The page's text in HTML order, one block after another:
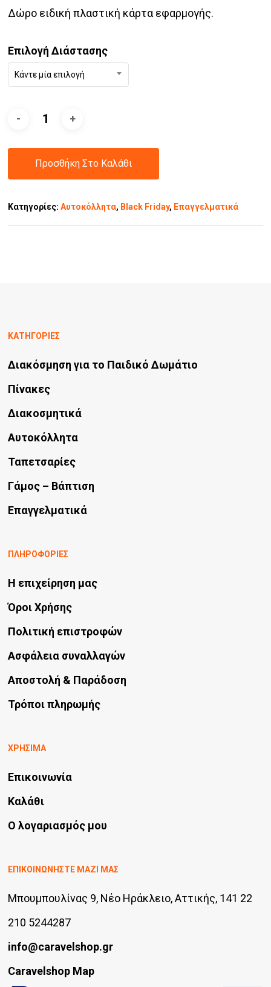
Δώρο ειδική πλαστική κάρτα εφαρμογής.
Επιλογή Διάστασης
Κάντε μία επιλογή
Προσθήκη Στο Καλάθι
Κατηγορίες:Αυτοκόλλητα, Black Friday, Επαγγελματικά
ΚΑΤΗΓΟΡΙΕΣ
Διακόσμηση για το Παιδικό Δωμάτιο
Πίνακες
Διακοσμητικά
Αυτοκόλλητα
Ταπετσαρίες
Γάμος – Βάπτιση
Επαγγελματικά
ΠΛΗΡΟΦΟΡΙΕΣ
Η επιχείρηση μας
Όροι Χρήσης
Πολιτική επιστροφών
Ασφάλεια συναλλαγών
Αποστολή & Παράδοση
Τρόποι πληρωμής
ΧΡΗΣΙΜΑ
Επικοινωνία
Καλάθι
Ο λογαριασμός μου
ΕΠΙΚΟΙΝΩΝΗΣΤΕ ΜΑΖΙ ΜΑΣ
Μπουμπουλίνας 9, Νέο Ηράκλειο, Αττικής, 141 22
210 5244287
info@caravelshop.gr
Caravelshop Map